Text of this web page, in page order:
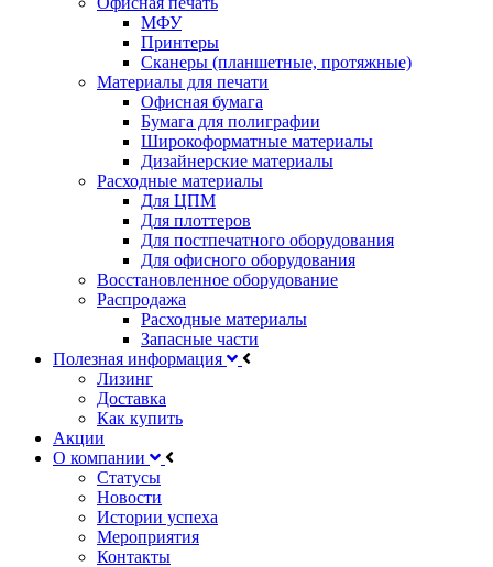
МФУ
Принтеры
Сканеры (планшетные, протяжные)
Материалы для печати
Офисная бумага
Бумага для полиграфии
Широкоформатные материалы
Дизайнерские материалы
Расходные материалы
Для ЦПМ
Для плоттеров
Для постпечатного оборудования
Для офисного оборудования
Восстановленное оборудование
Распродажа
Расходные материалы
Запасные части
Полезная информация
Лизинг
Доставка
Как купить
Акции
О компании
Статусы
Новости
Истории успеха
Мероприятия
Контакты